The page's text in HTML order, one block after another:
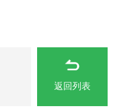
返回列表